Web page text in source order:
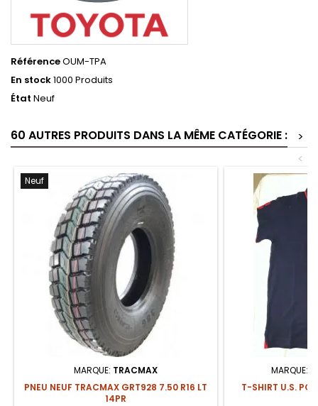
RéférenceOUM-TPA
En stock1000 Produits
État Neuf
60 AUTRES PRODUITS DANS LA MÊME CATÉGORIE :
>
<
Neuf
MARQUE: TRACMAX
PNEU NEUF TRACMAX GRT928 7.50 R16 LT
14PR
MARQUE:
T-SHIRT U.S.